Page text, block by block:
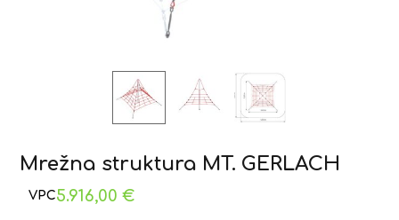
Mrežna struktura MT. GERLACH
5.916,00€